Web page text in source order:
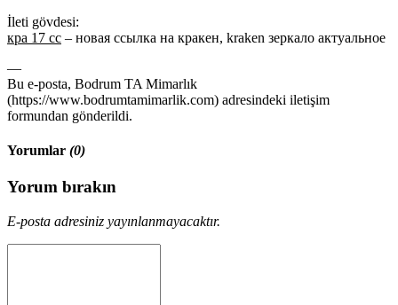
İleti gövdesi:
кра 17 сс – новая ссылка на кракен, kraken зеркало актуальное
—
Bu e-posta, Bodrum TA Mimarlık
(https://www.bodrumtamimarlik.com) adresindeki iletişim
formundan gönderildi.
Yorumlar (0)
Yorum bırakın
E-posta adresiniz yayınlanmayacaktır.